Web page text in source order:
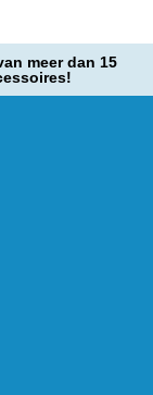
meer dan 15